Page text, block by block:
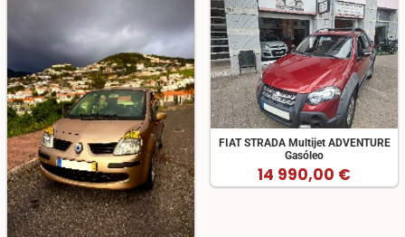
FIAT STRADA Multijet ADVENTURE
Gasóleo
14 990,00 €